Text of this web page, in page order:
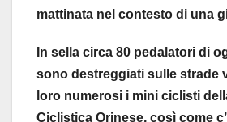
mattinata nel contesto di una
In sella circa 80 pedalatori di
sono destreggiati sulle strade
loro numerosi i mini ciclisti
Ciclistica Orinese, così come